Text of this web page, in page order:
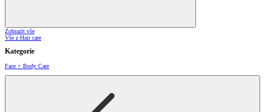
Zobrazit vše
Vše z Hair care
Kategorie
Face + Body Care